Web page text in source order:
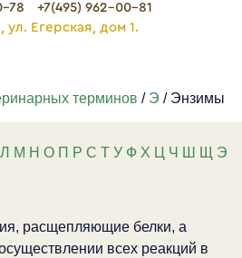
78
+7(495) 962-00-81
ул. Егерская, дом 1.
терминов / Э / Энзимы
Л М Н О П Р С Т У Ф Х Ц Ч Ш Щ
Э
расщепляющие белки, а
всех реакций в